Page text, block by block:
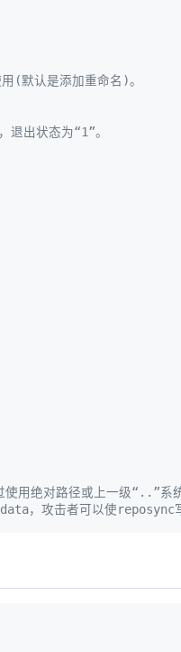
(默认是添加重命名)。
退出状态为“1”。
用绝对路径或上一级“..”系
，攻击者可以使reposync